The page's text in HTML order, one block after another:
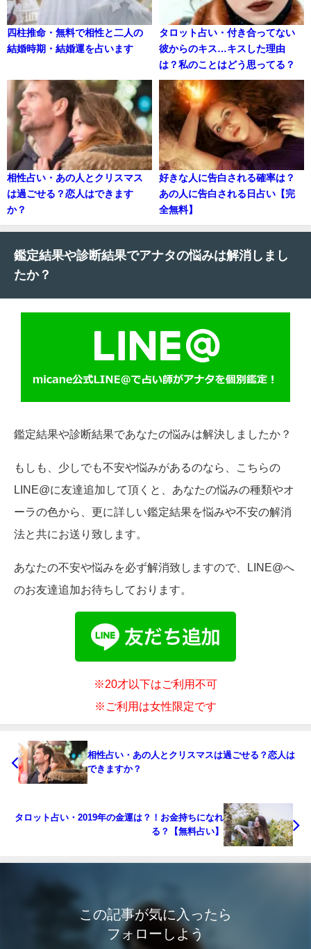
四柱推命・無料で相性と二人の
結婚時期・結婚運を占います
タロット占い・付き合ってない
彼からのキス…キスした理由
は？私のことはどう思ってる？
相性占い・あの人とクリスマス
は過ごせる？恋人はできます
か？
好きな人に告白される確率は？
あの人に告白される日占い【完
全無料】
鑑定結果や診断結果でアナタの悩みは解消しまし
たか？
鑑定結果や診断結果であなたの悩みは解決しましたか？
もしも、少しでも不安や悩みがあるのなら、こちらの
LINE@に友達追加して頂くと、あなたの悩みの種類やオ
ーラの色から、更に詳しい鑑定結果を悩みや不安の解消
法と共にお送り致します。
あなたの不安や悩みを必ず解消致しますので、LINE@へ
のお友達追加お待ちしております。
※20才以下はご利用不可
※ご利用は女性限定です
相性占い・あの人とクリスマスは過ごせる？恋人は
できますか？
タロット占い・2019年の金運は？！お金持ちになれ
る？【無料占い】
この記事が気に入ったら
フォローしよう